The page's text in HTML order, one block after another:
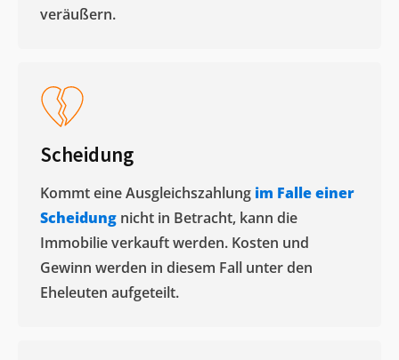
veräußern. ​
Scheidung
Kommt eine Ausgleichszahlung im Falle einer
Scheidung nicht in Betracht, kann die
Immobilie verkauft werden. Kosten und
Gewinn werden in diesem Fall unter den
Eheleuten aufgeteilt.​